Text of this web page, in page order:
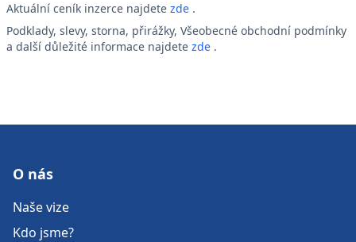
Aktuální ceník inzerce najdete zde .
Podklady, slevy, storna, přirážky, Všeobecné obchodní podmínky
a další důležité informace najdete zde .
O nás
Naše vize
Kdo jsme?